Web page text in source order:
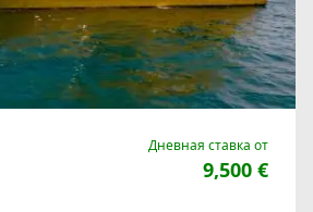
Дневная ставка от
9,500 €